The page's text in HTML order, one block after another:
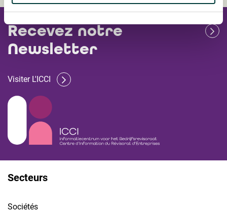
Recevez notre
Newsletter
Visiter L'ICCI
Secteurs
Sociétés